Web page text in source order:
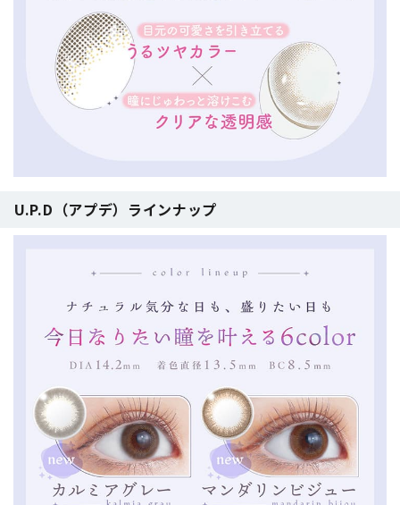
U.P.D（アプデ）ラインナップ